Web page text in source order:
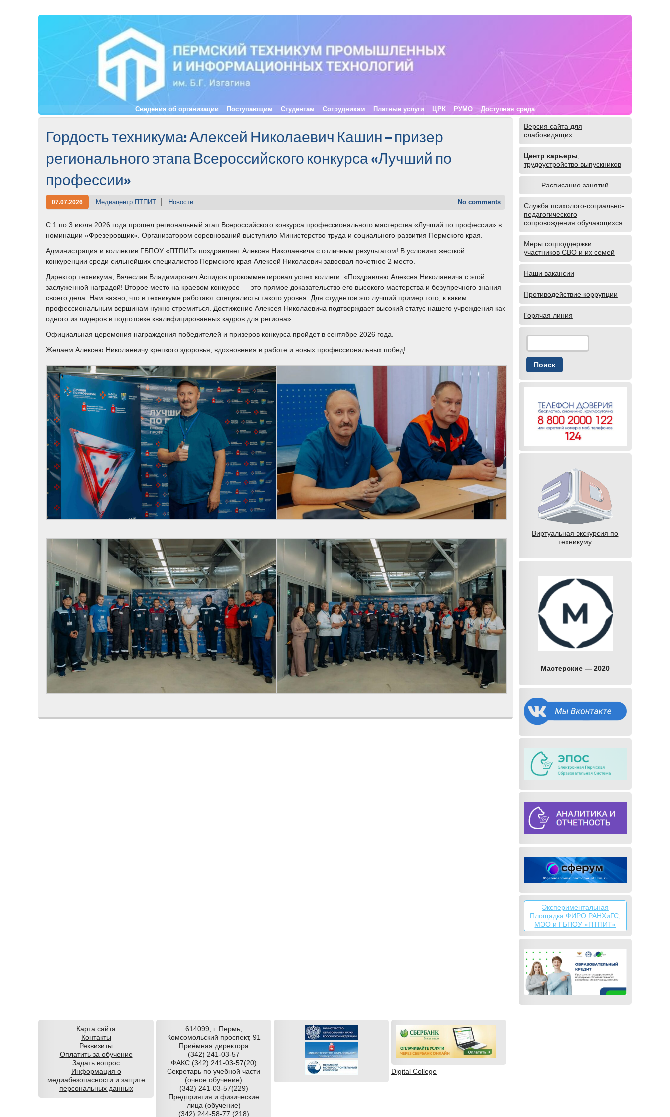
Сведения об организации Поступающим Студентам Сотрудникам Платные услуги ЦРК РУМО Доступная среда
Гордость техникума: Алексей Николаевич Кашин – призер
регионального этапа Всероссийского конкурса «Лучший по
профессии»
07.07.2026 Медиацентр ПТПИТ Новости No comments
С 1 по 3 июля 2026 года прошел региональный этап Всероссийского конкурса профессионального мастерства «Лучший по профессии» в
номинации «Фрезеровщик». Организатором соревнований выступило Министерство труда и социального развития Пермского края.
Администрация и коллектив ГБПОУ «ПТПИТ» поздравляет Алексея Николаевича с отличным результатом! В условиях жесткой
конкуренции среди сильнейших специалистов Пермского края Алексей Николаевич завоевал почетное 2 место.
Директор техникума, Вячеслав Владимирович Аспидов прокомментировал успех коллеги: «Поздравляю Алексея Николаевича с этой
заслуженной наградой! Второе место на краевом конкурсе — это прямое доказательство его высокого мастерства и безупречного знания
своего дела. Нам важно, что в техникуме работают специалисты такого уровня. Для студентов это лучший пример того, к каким
профессиональным вершинам нужно стремиться. Достижение Алексея Николаевича подтверждает высокий статус нашего учреждения как
одного из лидеров в подготовке квалифицированных кадров для региона».
Официальная церемония награждения победителей и призеров конкурса пройдет в сентябре 2026 года.
Желаем Алексею Николаевичу крепкого здоровья, вдохновения в работе и новых профессиональных побед!
Версия сайта для
слабовидящих
Центр карьеры
трудоустройство выпускников
Расписание занятий
Служба психолого-социально-
педагогического
сопровождения обучающихся
Меры соцподдержки
участников СВО и их семей
Наши вакансии
Противодействие коррупции
Горячая линия
Виртуальная экскурсия по
техникуму
Мастерские — 2020
Экспериментальная
Площадка ФИРО РАНХиГС,
МЭО и ГБПОУ «ПТПИТ»
Карта сайта
Контакты
Реквизиты
Оплатить за обучение
Задать вопрос
Информация о
медиабезопасности и защите
персональных данных
614099, г. Пермь,
Комсомольский проспект, 91
Приёмная директора
(342) 241-03-57
ФАКС (342) 241-03-57(20)
Секретарь по учебной части
(очное обучение)
(342) 241-03-57(229)
Предприятия и физические
лица (обучение)
(342) 244-58-77 (218)
Digital College